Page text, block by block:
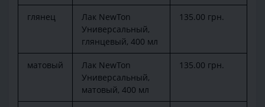
глянец
Лак NewTon
Универсальный,
глянцевый, 400 мл
135.00 грн.
матовый
Лак NewTon
Универсальный,
матовый, 400 мл
135.00 грн.